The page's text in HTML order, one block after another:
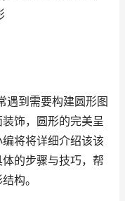
遇到需要构建圆形图
饰，圆形的完美呈
将将详细介绍该该
的步骤与技巧，帮
构。